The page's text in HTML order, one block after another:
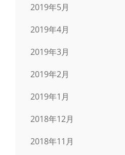
2019年5月
2019年4月
2019年3月
2019年2月
2019年1月
2018年12月
2018年11月